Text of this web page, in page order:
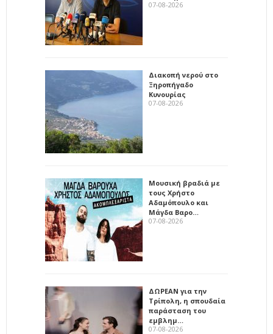
07-08-2026
Διακοπή νερού στο
Ξηροπήγαδο
Κυνουρίας
07-08-2026
Μουσική βραδιά με
τους Χρήστο
Αδαμόπουλο και
Μάγδα Βαρο…
07-08-2026
ΔΩΡΕΑΝ για την
Τρίπολη, η σπουδαία
παράσταση του
εμβλημ…
07-08-2026